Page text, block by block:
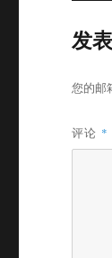
发
您的邮
评论 *